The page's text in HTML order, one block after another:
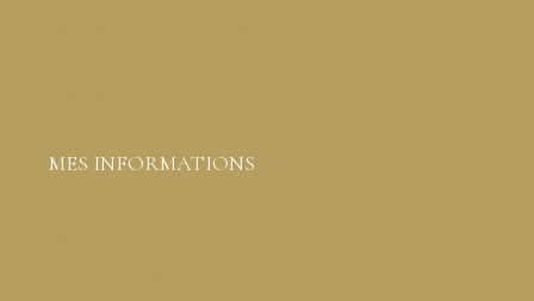
MES INFORMATIONS